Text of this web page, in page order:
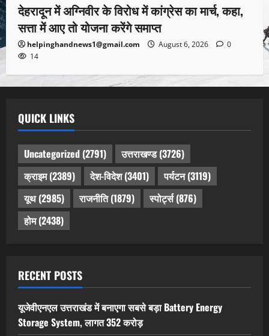
देहरादून में अग्निवीर के विरोध में कांग्रेस का मार्च, कहा,
सत्ता में आए तो योजना करेंगे समाप्त
helpinghandnews1@gmail.com August 6, 2026
0
14
QUICK LINKS
Uncategorized (2791) उत्तराखण्ड(3726)
क्राइम(2389) देश-विदेश(3401) पर्यटन(3119)
यूथ(2985) राजनीति(1879) स्पोर्ट्स(876)
होम(2438)
RECENT POSTS
यूजेवीएनएल उत्तराखंड में बनाएगा सबसे बड़ा Battery Energy
Storage System, लागत 352 करोड़